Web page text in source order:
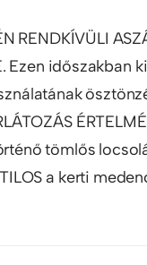
RENDKÍVÜLI
Ezen időszakban
tömlős
a kerti